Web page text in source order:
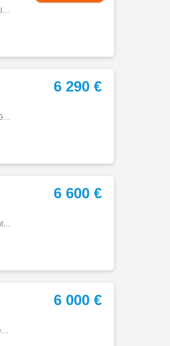
Cb, 02/2019, 25438 km, Essence, 650cm³, Couleur noir, 4590 € Equipements : Etat exceptionnel, carnet entretien à jour et complet (factures à l'appui) Possibilité bridage A2, CT OK Garantie 6 mois ,Compatible Permis A2,Garantie 6 mois
Cb, 06/2019, 26330 km, Essence, 650cm³, Couleur bleu, 6290 € Equipements : Options : Garantie 3 mois avec possibilité d'extension à 12 mois, envoi dans toute la France possible, Financement par Financo, sabot moteur, échappement Akrapovic + origine, support de plaque court, grav…
6 290 €
Cb, 02/2023, 2800 km, Première main, Essence, 500cm³, Couleur noir, 6600 € Equipements : Honda CB 500 X, 02/2023, 2800 km. Equipée d'un top case avec dosseret passager. Première main. Factures, manuel d'utilisateur et carnet de garantie seront fournis à la vente. Une révision an…
6 600 €
Cb, 02/2022, 21000 km, Première main, Essence, 650cm³, Couleur noir, 6000 € Equipements : Honda CB 650 R, 02/2022, noir mat, 12100 km. Bridable en 47.5 cv pour les permis A2. Equipée d'un support de plaque déporté, de tampons pare carters et d'un saute vent. Première main acheté…
6 000 €